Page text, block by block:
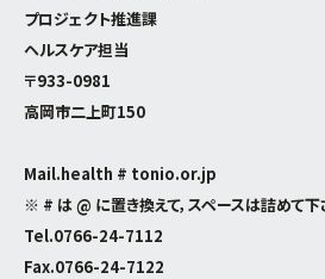
プロジェクト推進課
ヘルスケア担当
〒933-0981
高岡市二上町150
Mail.health # tonio.or.jp
※ # は @ に置き換えて，スペースは詰めて下
Tel.0766-24-7112
Fax.0766-24-7122